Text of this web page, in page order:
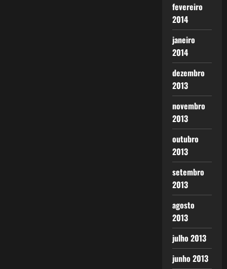
fevereiro
2014
janeiro
2014
dezembro
2013
novembro
2013
outubro
2013
setembro
2013
agosto
2013
julho 2013
junho 2013